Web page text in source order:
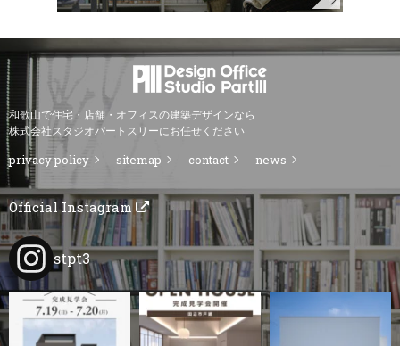
和歌山で住宅・店舗・オフィスの建築デザインなら
株式会社スタジオパートスリーにお任せください
privacy policy sitemap contact news
Official Instagram
stpt3